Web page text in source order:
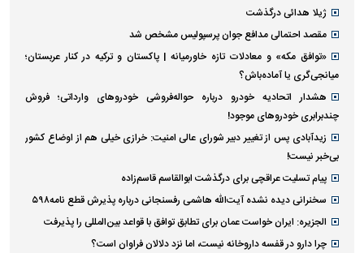
ژیلا هدائی درگذشت
مقصد احتمالی مدافع جوان پرسپولیس مشخص شد
«توافق مکه» و معادلات تازه خاورمیانه | پاکستان و ترکیه در کنار عربستان؛
میانجی‌گری یا آماده‌باش؟
هشدار اتحادیه خودرو درباره حواله‌فروشی خودروهای وارداتی‌؛ فروش
چندبرابری خودروهای موجود!
زیدآبادی پس از تغییر دبیر شورای عالی امنیت: خرازی خیلی هم از اوضاع کشور
بی‌خبر نیست!
پیام تسلیت عراقچی برای درگذشت ابوالقاسم قاسم‌زاده
سخنرانی دیده نشده آیت‌الله هاشمی رفسنجانی درباره پذیرش قطع نامه۵۹۸
الجزیره: ایران خواست عمان برای تطابق توافق با قواعد بین‌المللی را پذیرفت
چرا دارو در قفسه داروخانه نیست، اما نزد دلالان فراوان است؟